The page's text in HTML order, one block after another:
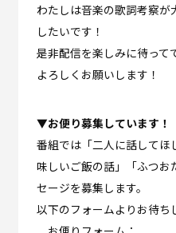
わたしは音楽の歌詞考察が
したいです！
是非配信を楽しみに待って
よろしくお願いします！
▼お便り募集しています！
番組では「二人に話して
味しいご飯の話」「ふつお
セージを募集します。
以下のフォームよりお待ち